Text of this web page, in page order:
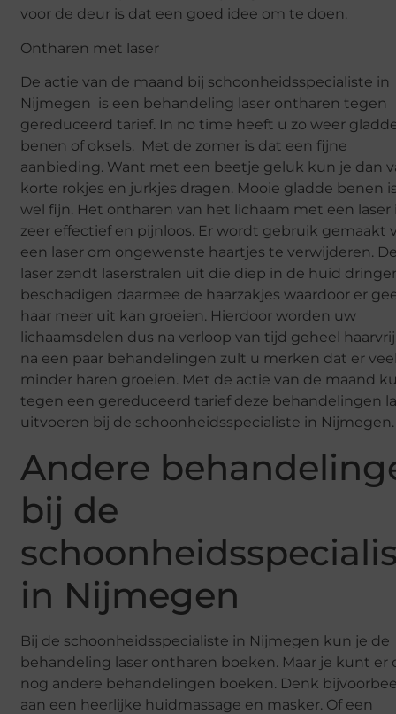
voor de deur is dat een goed idee om te doen.
Ontharen met laser
De actie van de maand bij schoonheidsspecialiste in
Nijmegen is een behandeling laser ontharen tegen
gereduceerd tarief. In no time heeft u zo weer
benen of oksels. Met de zomer is dat een fijne
aanbieding. Want met een beetje geluk kun je dan
korte rokjes en jurkjes dragen. Mooie gladde benen
wel fijn. Het ontharen van het lichaam met een laser
zeer effectief en pijnloos. Er wordt gebruik gemaakt
een laser om ongewenste haartjes te verwijderen.
laser zendt laserstralen uit die diep in de huid
beschadigen daarmee de haarzakjes waardoor er
haar meer uit kan groeien. Hierdoor worden uw
lichaamsdelen dus na verloop van tijd geheel
na een paar behandelingen zult u merken dat er
minder haren groeien. Met de actie van de maand
tegen een gereduceerd tarief deze behandelingen
uitvoeren bij de schoonheidsspecialiste in Nijmegen.
Andere
bij de
in Nijmegen
Bij de schoonheidsspecialiste in Nijmegen kun je de
behandeling laser ontharen boeken. Maar je kunt er
nog andere behandelingen boeken. Denk
aan een heerlijke huidmassage en masker. Of een